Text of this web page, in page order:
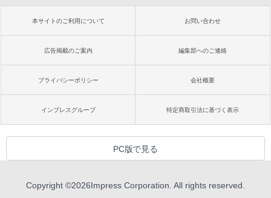
本サイトのご利用について お問い合わせ
広告掲載のご案内 編集部へのご連絡
プライバシーポリシー 会社概要
インプレスグループ 特定商取引法に基づく表示
PC版で見る
Copyright ©2026Impress Corporation. All rights reserved.